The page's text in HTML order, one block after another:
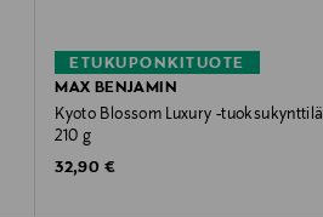
ETUKUPONKITUOTE
MAX BENJAMIN
Kyoto Blossom Luxury -tuoksukynttilä
210 g
Original Price
32,90 €